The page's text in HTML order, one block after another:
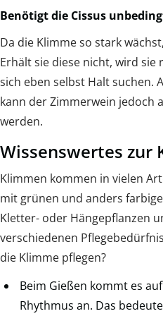
Benötigt die Cissus
Da die Klimme so stark
Erhält sie diese nicht, wird
sich eben selbst Halt suchen.
kann der Zimmerwein jedoch
werden.
Wissenswertes zur
Klimmen kommen in vielen
mit grünen und anders
Kletter- oder Hängepflanzen
verschiedenen
die Klimme pflegen?
Beim Gießen kommt es
Rhythmus an. Das